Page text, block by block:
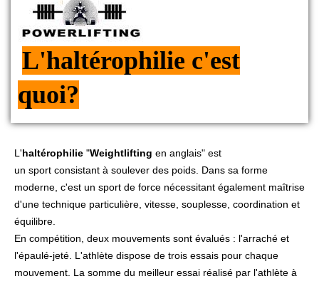
L'haltérophilie c'est
quoi?
L'haltérophilie "Weightlifting en anglais" est
un sport consistant à soulever des poids. Dans sa forme
moderne, c'est un sport de force nécessitant également maîtrise
d'une technique particulière, vitesse, souplesse, coordination et
équilibre.
En compétition, deux mouvements sont évalués : l'arraché et
l'épaulé-jeté. L'athlète dispose de trois essais pour chaque
mouvement. La somme du meilleur essai réalisé par l'athlète à